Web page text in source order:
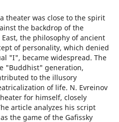
theater was close to the spirit
the backdrop of the
the philosophy of ancient
of personality, which denied
"I", became widespread. The
"Buddhist" generation,
to the illusory
of life. N. Evreinov
for himself, closely
article analyzes his script
the game of the Gafissky